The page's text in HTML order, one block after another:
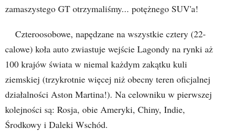
zamaszystego GT otrzymaliśmy... potężnego SUV'a!
Czteroosobowe, napędzane na wszystkie cztery (22-
calowe) koła auto zwiastuje wejście Lagondy na rynki aż
100 krajów świata w niemal każdym zakątku kuli
ziemskiej (trzykrotnie więcej niż obecny teren oficjalnej
działalności Aston Martina!). Na celowniku w pierwszej
kolejności są: Rosja, obie Ameryki, Chiny, Indie,
Środkowy i Daleki Wschód.